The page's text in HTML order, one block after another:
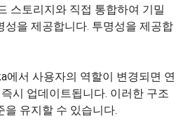
스토리지와 직접 통합하여 기밀
을 제공합니다. 투명성을 제공합
에서 사용자의 역할이 변경되면 연
시 업데이트됩니다. 이러한 구조
유지할 수 있습니다.